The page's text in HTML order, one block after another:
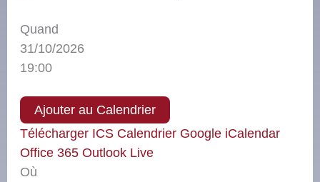
Quand
31/10/2026
19:00
Ajouter au Calendrier
Télécharger ICS Calendrier Google iCalendar
Office 365 Outlook Live
Où